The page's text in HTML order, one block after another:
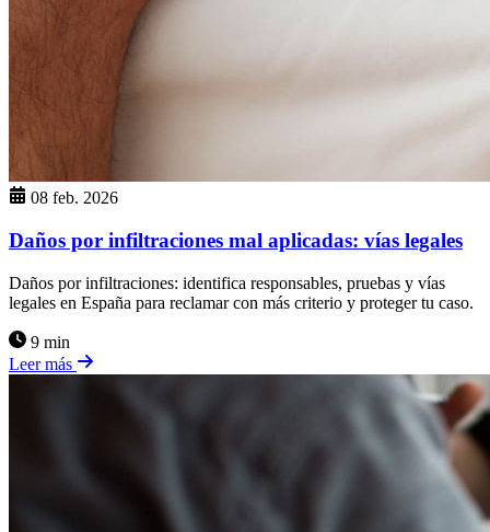
08 feb. 2026
Daños por infiltraciones mal aplicadas: vías legales
Daños por infiltraciones: identifica responsables, pruebas y vías
legales en España para reclamar con más criterio y proteger tu caso.
9 min
Leer más